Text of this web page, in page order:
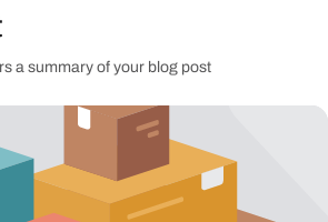
a summary of your blog post